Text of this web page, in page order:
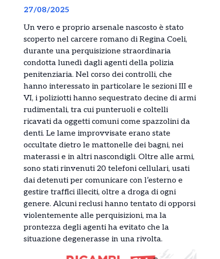
27/08/2025
Un vero e proprio arsenale nascosto è stato
scoperto nel carcere romano di Regina Coeli,
durante una perquisizione straordinaria
condotta lunedì dagli agenti della polizia
penitenziaria. Nel corso dei controlli, che
hanno interessato in particolare le sezioni III e
VI, i poliziotti hanno sequestrato decine di armi
rudimentali, tra cui punteruoli e coltelli
ricavati da oggetti comuni come spazzolini da
denti. Le lame improvvisate erano state
occultate dietro le mattonelle dei bagni, nei
materassi e in altri nascondigli. Oltre alle armi,
sono stati rinvenuti 20 telefoni cellulari, usati
dai detenuti per comunicare con l’esterno e
gestire traffici illeciti, oltre a droga di ogni
genere. Alcuni reclusi hanno tentato di opporsi
violentemente alle perquisizioni, ma la
prontezza degli agenti ha evitato che la
situazione degenerasse in una rivolta.